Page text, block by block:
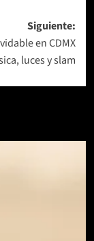
Siguiente:
en CDMX
luces y slam